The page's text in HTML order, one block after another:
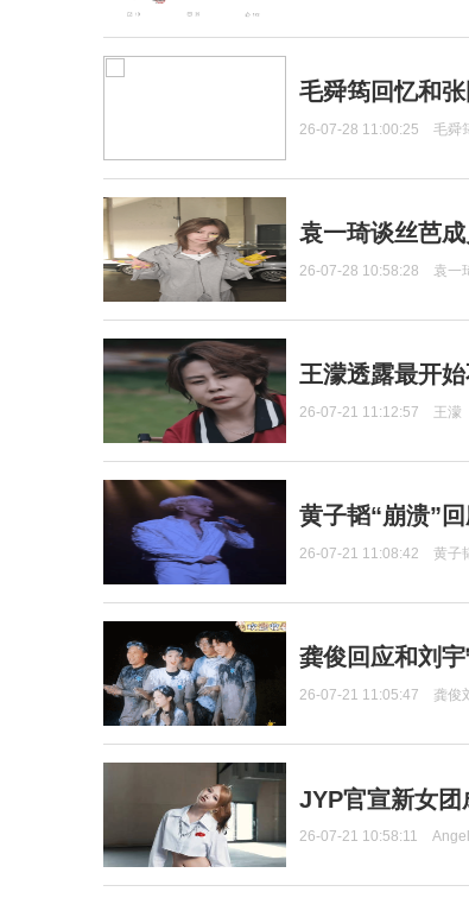
毛舜筠回忆和
26-07-28 11:00:25 毛舜
袁一琦谈丝芭
26-07-28 10:58:28 袁一
王濛透露最开
26-07-21 11:12:57 王濛
黄子韬“崩溃”
26-07-21 11:08:42 黄子
龚俊回应和刘
26-07-21 11:05:47 龚俊
JYP官宣新女团
26-07-21 10:58:11